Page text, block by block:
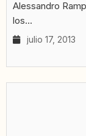
Alessandro
los...
julio 17, 2013